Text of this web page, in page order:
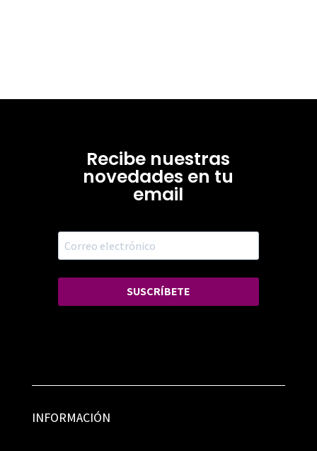
Recibe nuestras
novedades en tu
email
SUSCRÍBETE
INFORMACIÓN